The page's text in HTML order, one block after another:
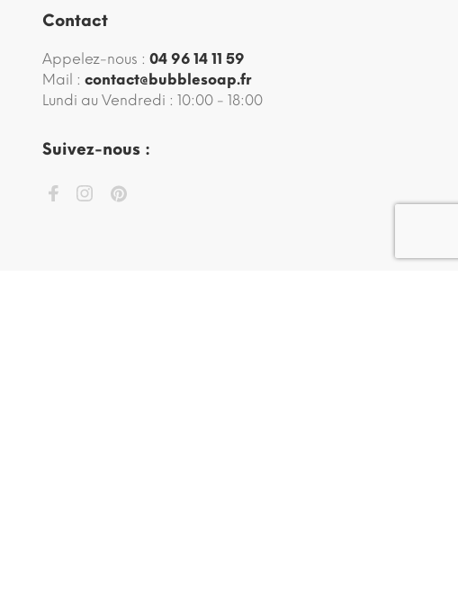
Contact
Appelez-nous : 04 96 14 11 59
Mail : contact@bubblesoap.fr
Lundi au Vendredi : 10:00 - 18:00
Suivez-nous :